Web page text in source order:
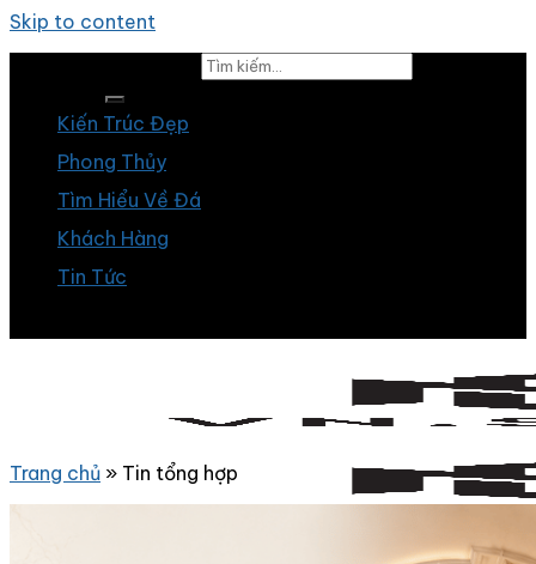
Skip to content
Kiến Trúc Đẹp
Phong Thủy
Tìm Hiểu Về Đá
Khách Hàng
Tin Tức
Trang chủ » Tin tổng hợp